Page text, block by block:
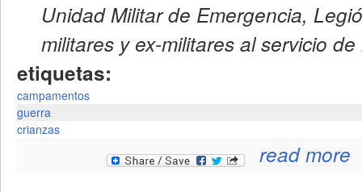
Unidad Militar de Emergencia,
militares y ex-militares al servicio
etiquetas:
campamentos
guerra
crianzas
read more